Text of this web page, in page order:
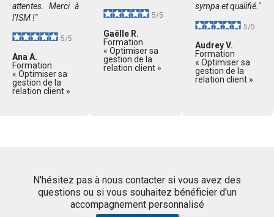
attentes. Merci à
l’ISM !"
5/5
Ana A.
Formation
« Optimiser sa
gestion de la
relation client »
5/5
Gaëlle R.
Formation
« Optimiser sa
gestion de la
relation client »
sympa et qualifié."
5/5
Audrey V.
Formation
« Optimiser sa
gestion de la
relation client »
N'hésitez pas à nous contacter si vous avez des
questions ou si vous souhaitez bénéficier d'un
accompagnement personnalisé